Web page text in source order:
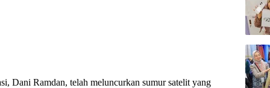
Dani Ramdan, telah meluncurkan sumur satelit yang